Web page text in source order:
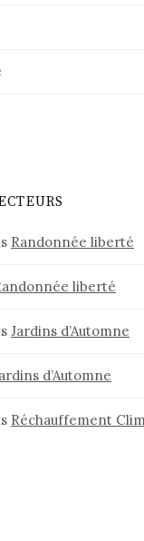
Randonnée liberté
liberté
Jardins d’Automne
d’Automne
Réchauffement